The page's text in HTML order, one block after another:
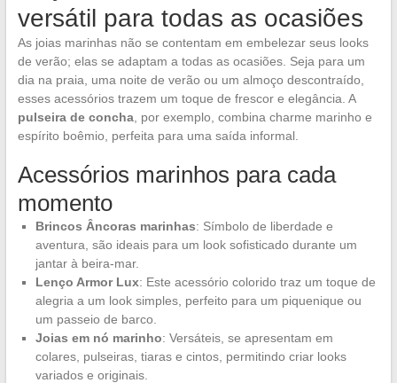
versátil para todas as ocasiões
As joias marinhas não se contentam em embelezar seus looks
de verão; elas se adaptam a todas as ocasiões. Seja para um
dia na praia, uma noite de verão ou um almoço descontraído,
esses acessórios trazem um toque de frescor e elegância. A
pulseira de concha, por exemplo, combina charme marinho e
espírito boêmio, perfeita para uma saída informal.
Acessórios marinhos para cada
momento
Brincos Âncoras marinhas: Símbolo de liberdade e
aventura, são ideais para um look sofisticado durante um
jantar à beira-mar.
Lenço Armor Lux: Este acessório colorido traz um toque de
alegria a um look simples, perfeito para um piquenique ou
um passeio de barco.
Joias em nó marinho: Versáteis, se apresentam em
colares, pulseiras, tiaras e cintos, permitindo criar looks
variados e originais.